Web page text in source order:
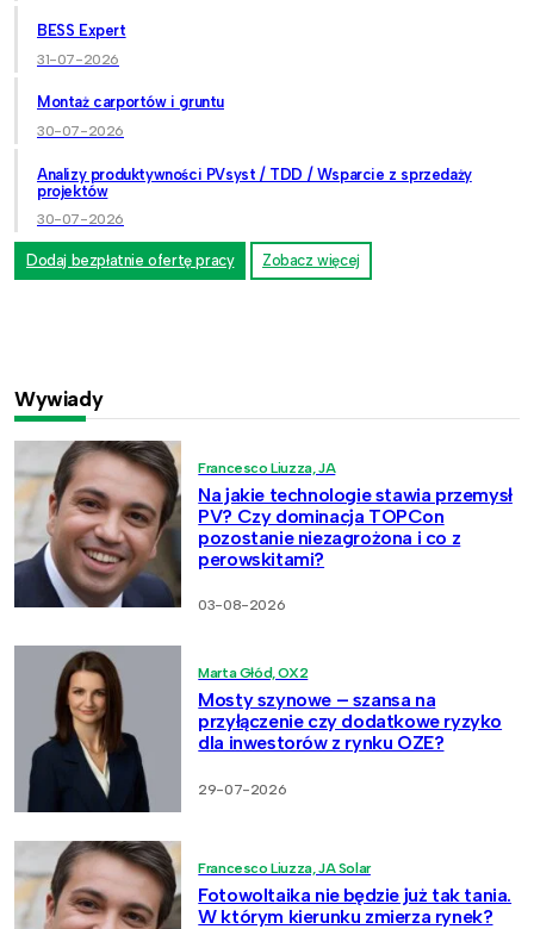
BESS Expert
31-07-2026
Montaż carportów i gruntu
30-07-2026
Analizy produktywności PVsyst / TDD / Wsparcie z sprzedaży
projektów
30-07-2026
Dodaj bezpłatnie ofertę pracy Zobacz więcej
Wywiady
Francesco Liuzza, JA
Na jakie technologie stawia przemysł
PV? Czy dominacja TOPCon
pozostanie niezagrożona i co z
perowskitami?
03-08-2026
Marta Głód, OX2
Mosty szynowe – szansa na
przyłączenie czy dodatkowe ryzyko
dla inwestorów z rynku OZE?
29-07-2026
Francesco Liuzza, JA Solar
Fotowoltaika nie będzie już tak tania.
W którym kierunku zmierza rynek?